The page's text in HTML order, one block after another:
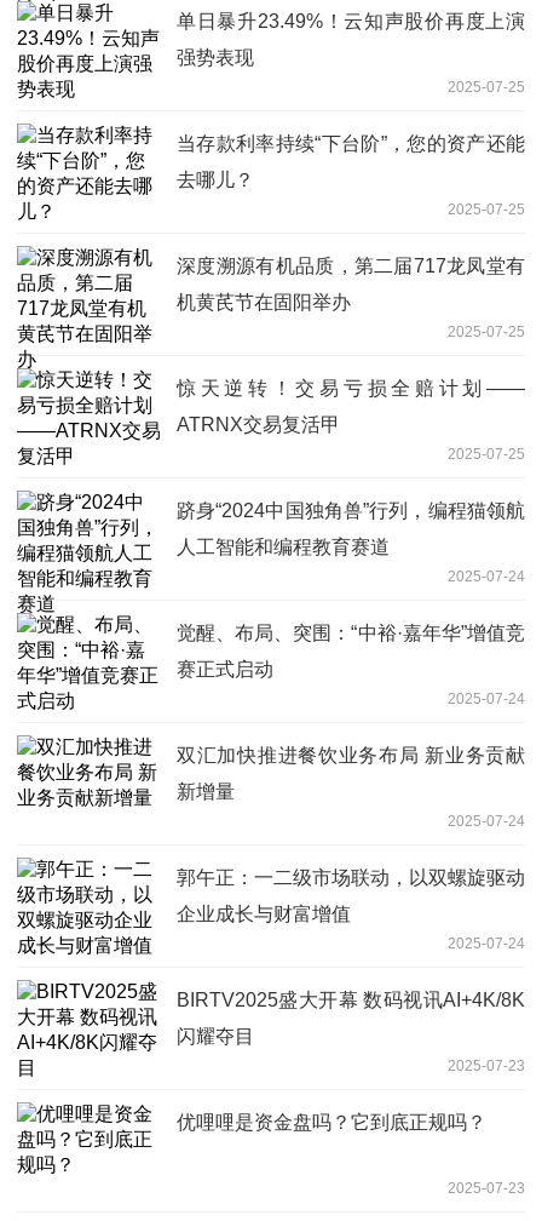
单日暴升23.49%！云知声股价再度上演
强势表现
2025-07-25
当存款利率持续“下台阶”，您的资产还能
去哪儿？
2025-07-25
深度溯源有机品质，第二届717龙凤堂有
机黄芪节在固阳举办
2025-07-25
惊天逆转！交易亏损全赔计划——
ATRNX交易复活甲
2025-07-25
跻身“2024中国独角兽”行列，编程猫领航
人工智能和编程教育赛道
2025-07-24
觉醒、布局、突围：“中裕·嘉年华”增值竞
赛正式启动
2025-07-24
双汇加快推进餐饮业务布局 新业务贡献
新增量
2025-07-24
郭午正：一二级市场联动，以双螺旋驱动
企业成长与财富增值
2025-07-24
BIRTV2025盛大开幕 数码视讯AI+4K/8K
闪耀夺目
2025-07-23
优哩哩是资金盘吗？它到底正规吗？
2025-07-23